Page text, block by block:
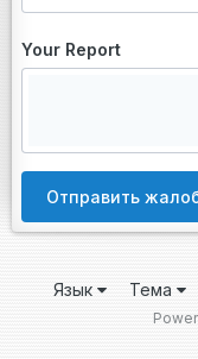
Your Report
Отправить
Язык Тема